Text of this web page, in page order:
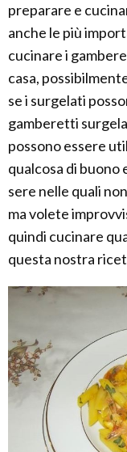
preparare e
anche le più
cucinare i
casa,
se i surgelati
gamberetti
possono essere
qualcosa di buono
sere nelle quali
ma volete
quindi cucinare
questa nostra